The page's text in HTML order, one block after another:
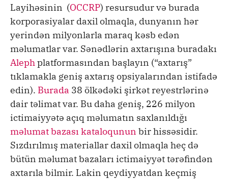
Layihəsinin (OCCRP) resursudur və burada
korporasiyalar daxil olmaqla, dunyanın hər
yerindən milyonlarla maraq kəsb edən
məlumatlar var. Sənədlərin axtarışına buradakı
Alephplatformasından başlayın (“axtarış”
tıklamakla geniş axtarış opsiyalarından istifadə
edin). Burada 38 ölkədəki şirkət reyestrlərinə
dair təlimat var. Bu daha geniş, 226 milyon
ictimaiyyətə açıq məlumatın saxlanıldığı
məlumat bazası kataloqunun bir hissəsidir.
Sızdırılmış materiallar daxil olmaqla heç də
bütün məlumat bazaları ictimaiyyət tərəfindən
axtarıla bilmir. Lakin qeydiyyatdan keçmiş